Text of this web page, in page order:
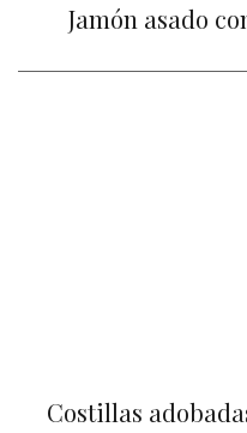
Jamón asado
Costillas